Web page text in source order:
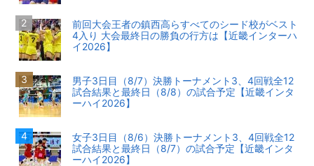
前回大会王者の鎮西高らすべてのシード校がベスト
4入り 大会最終日の勝負の行方は【近畿インターハ
イ2026】
男子3日目（8/7）決勝トーナメント3、4回戦全12
試合結果と最終日（8/8）の試合予定【近畿インタ
ーハイ2026】
女子3日目（8/6）決勝トーナメント3、4回戦全12
試合結果と最終日（8/7）の試合予定【近畿インタ
ーハイ2026】